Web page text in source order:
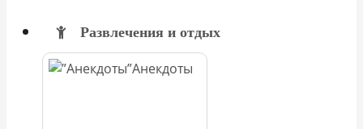
Развлечения и отдых
Анекдоты